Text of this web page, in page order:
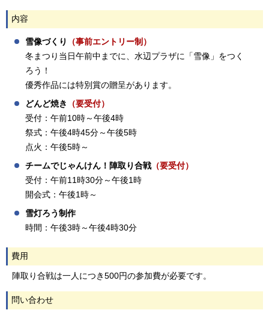
内容
雪像づくり
（事前エントリー制）
冬まつり当日午前中までに、水辺プラザに「雪像」をつく
ろう！
優秀作品には特別賞の贈呈があります。
どんど焼き
（要受付）
受付：午前10時～午後4時
祭式：午後4時45分～午後5時
点火：午後5時～
チームでじゃんけん！陣取り合戦 （要受付）
受付：午前11時30分～午後1時
開会式：午後1時～
雪灯ろう制作
時間：午後3時～午後4時30分
費用
陣取り合戦は一人につき500円の参加費が必要です。
問い合わせ